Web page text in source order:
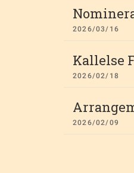
2026/03/16
Kallelse
2026/02/18
2026/02/09